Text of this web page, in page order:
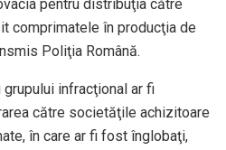
pentru distribuţia către
comprimatele în producţia de
Poliţia Română.
infracţional ar fi
către societăţile achizitoare
în care ar fi fost înglobaţi,